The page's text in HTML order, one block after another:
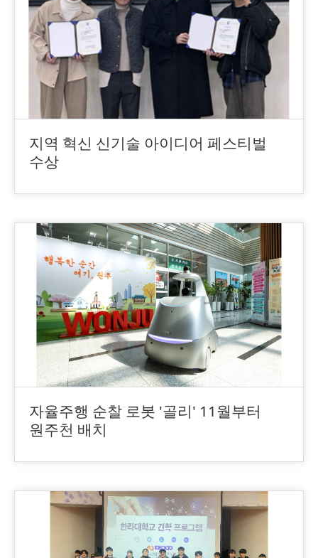
지역 혁신 신기술 아이디어 페스티벌
수상
자율주행 순찰 로봇 '골리' 11월부터
원주천 배치